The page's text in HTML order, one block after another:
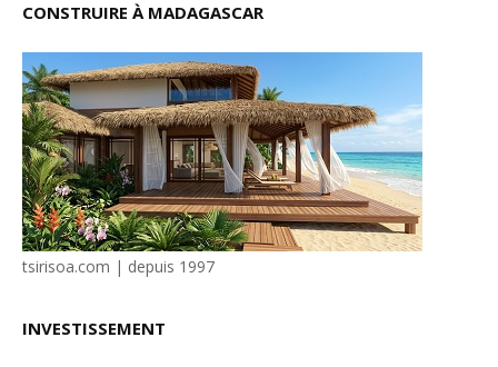
CONSTRUIRE À MADAGASCAR
tsirisoa.com | depuis 1997
INVESTISSEMENT